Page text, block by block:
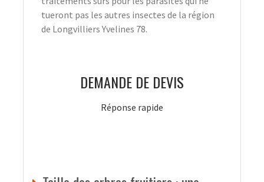
tueront pas les autres insectes de la région
de Longvilliers Yvelines 78.
DEMANDE DE DEVIS
Réponse rapide